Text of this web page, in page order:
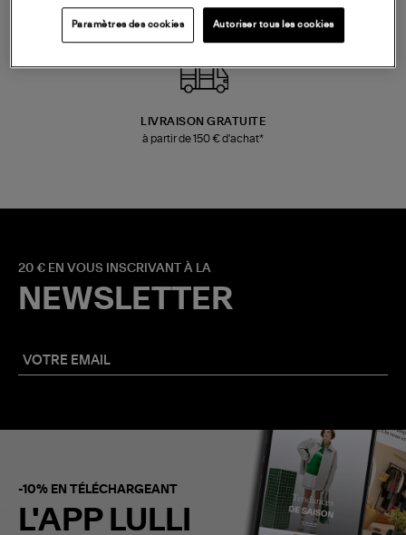
LIVRAISON GRATUITE
à partir de 150 € d'achat*
20 € EN VOUS INSCRIVANT À LA
NEWSLETTER
-10% EN TÉLÉCHARGEANT
L'APP LULLI
Paramètres des cookies Autoriser tous les cookies